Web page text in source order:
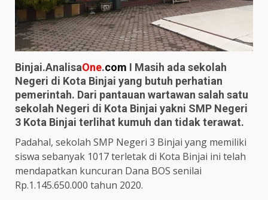
Binjai.AnalisaOne.com I Masih ada sekolah
Negeri di Kota Binjai yang butuh perhatian
pemerintah. Dari pantauan wartawan salah satu
sekolah Negeri di Kota Binjai yakni SMP Negeri
3 Kota Binjai terlihat kumuh dan tidak terawat.
Padahal, sekolah SMP Negeri 3 Binjai yang memiliki
siswa sebanyak 1017 terletak di Kota Binjai ini telah
mendapatkan kuncuran Dana BOS senilai
Rp.1.145.650.000 tahun 2020.